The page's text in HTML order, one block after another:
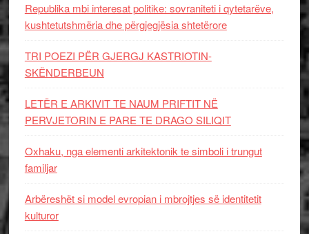
Republika mbi interesat politike: sovraniteti i qytetarëve,
kushtetutshmëria dhe përgjegjësia shtetërore
TRI POEZI PËR GJERGJ KASTRIOTIN-
SKËNDERBEUN
LETËR E ARKIVIT TE NAUM PRIFTIT NË
PERVJETORIN E PARE TE DRAGO SILIQIT
Oxhaku, nga elementi arkitektonik te simboli i trungut
familjar
Arbëreshët si model evropian i mbrojtjes së identitetit
kulturor